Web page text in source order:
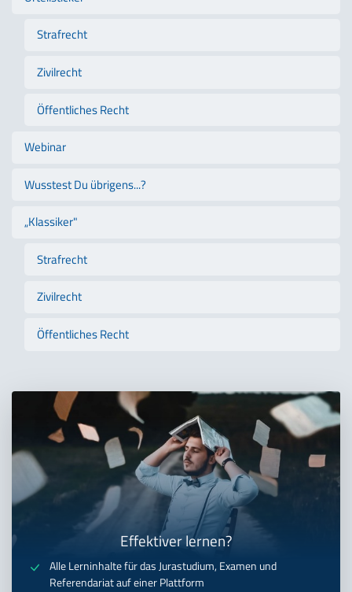
Strafrecht
Zivilrecht
Öffentliches Recht
Webinar
Wusstest Du übrigens...?
„Klassiker"
Strafrecht
Zivilrecht
Öffentliches Recht
Effektiver lernen?
Alle Lerninhalte für das Jurastudium, Examen und
Referendariat auf einer Plattform